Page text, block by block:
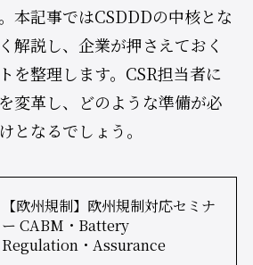
本記事ではCSDDDの中核とな
解説し、企業が押さえておく
を整理します。CSR担当者に
変革し、どのような準備が必
となるでしょう。
【欧州規制】欧州規制対応セミナ
ー CABM・Battery
Regulation・Assurance